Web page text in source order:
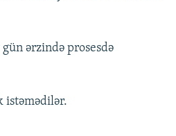
ərzində prosesdə
istəmədilər.